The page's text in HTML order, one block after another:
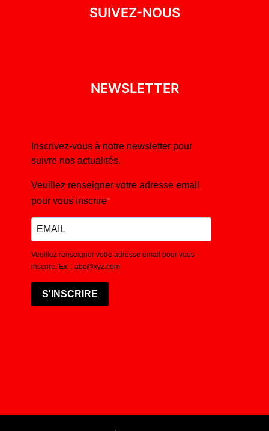
SUIVEZ-NOUS
NEWSLETTER
Inscrivez-vous à notre newsletter pour
suivre nos actualités.
Veuillez renseigner votre adresse email
pour vous inscrire
Veuillez renseigner votre adresse email pour vous
inscrire. Ex. : abc@xyz.com
S'INSCRIRE